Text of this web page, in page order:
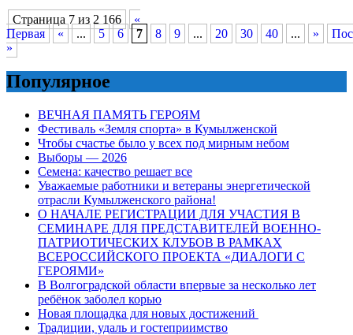
Страница 7 из 2 166
«
Первая
« ... 5 6 7 8 9 ... 20 30 40 ... »
»
Популярное
ВЕЧНАЯ ПАМЯТЬ ГЕРОЯМ
Фестиваль «Земля спорта» в Кумылженской
Чтобы счастье было у всех под мирным небом
Выборы — 2026
Семена: качество решает все
Уважаемые работники и ветераны энергетической
отрасли Кумылженского района!
О НАЧАЛЕ РЕГИСТРАЦИИ ДЛЯ УЧАСТИЯ В
СЕМИНАРЕ ДЛЯ ПРЕДСТАВИТЕЛЕЙ ВОЕННО-
ПАТРИОТИЧЕСКИХ КЛУБОВ В РАМКАХ
ВСЕРОССИЙСКОГО ПРОЕКТА «ДИАЛОГИ С
ГЕРОЯМИ»
В Волгоградской области впервые за несколько лет
ребёнок заболел корью
Новая площадка для новых достижений
Традиции, удаль и гостеприимство